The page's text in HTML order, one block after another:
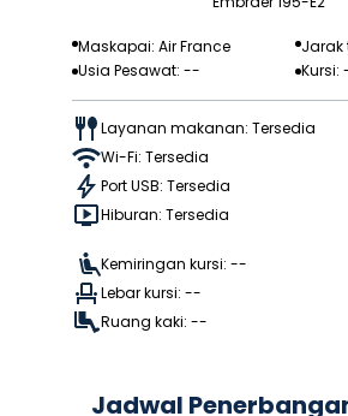
Maskapai: Air France
Usia Pesawat: --
Kursi:
Layanan makanan: Tersedia
Wi-Fi: Tersedia
Port USB: Tersedia
Hiburan: Tersedia
Kemiringan kursi: --
Lebar kursi: --
Ruang kaki: --
Jadwal